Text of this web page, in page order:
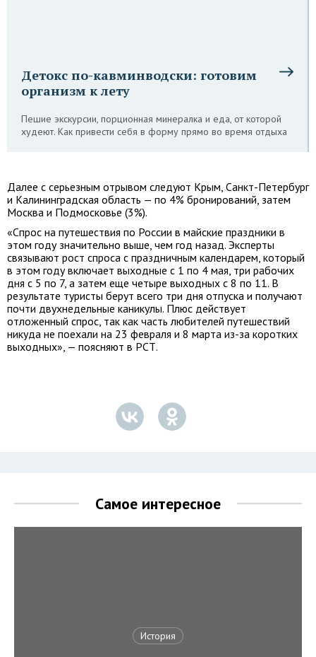
Детокс по-кавминводски: готовим
организм к лету
Пешие экскурсии, порционная минералка и еда, от которой
худеют. Как привести себя в форму прямо во время отдыха
Далее с серьезным отрывом следуют Крым, Санкт-Петербург
и Калининградская область — по 4% бронирований, затем
Москва и Подмосковье (3%).
«Спрос на путешествия по России в майские праздники в
этом году значительно выше, чем год назад. Эксперты
связывают рост спроса с праздничным календарем, который
в этом году включает выходные с 1 по 4 мая, три рабочих
дня с 5 по 7, а затем еще четыре выходных с 8 по 11. В
результате туристы берут всего три дня отпуска и получают
почти двухнедельные каникулы. Плюс действует
отложенный спрос, так как часть любителей путешествий
никуда не поехали на 23 февраля и 8 марта из-за коротких
выходных», — поясняют в РСТ.
Самое интересное
История